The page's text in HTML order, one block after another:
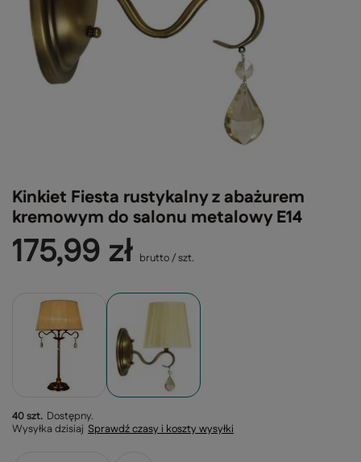
Kinkiet Fiesta rustykalny z abażurem
kremowym do salonu metalowy E14
40 szt. Dostępny
Wysyłka dzisiaj Sprawdź czasy i koszty wysyłki
175,99 zł brutto/szt.